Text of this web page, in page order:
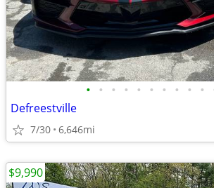
• • • • • • • • • •
Defreestville
7/30 6,646mi
$9,990